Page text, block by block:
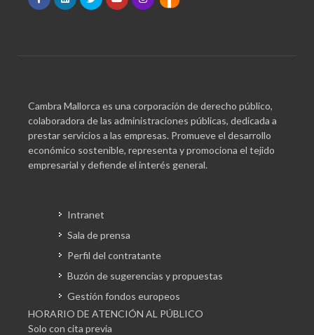
Cambra Mallorca es una corporación de derecho público,
colaboradora de las administraciones públicas, dedicada a
prestar servicios a las empresas. Promueve el desarrollo
económico sostenible, representa y promociona el tejido
empresarial y defiende el interés general.
Intranet
Sala de prensa
Perfil del contratante
Buzón de sugerencias y propuestas
Gestión fondos europeos
HORARIO DE ATENCIÓN AL PÚBLICO
Solo con cita previa